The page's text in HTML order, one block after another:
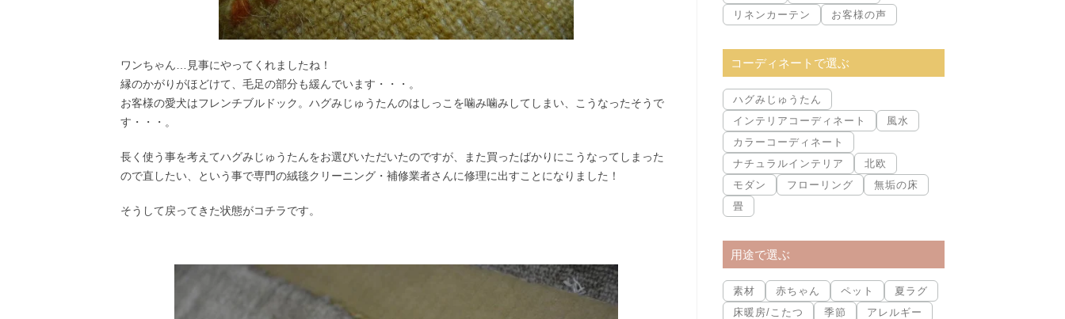
ワンちゃん…見事にやってくれましたね！
縁のかがりがほどけて、毛足の部分も緩んでいます・・・。
お客様の愛犬はフレンチブルドック。ハグみじゅうたんのはしっこを噛み噛みしてしまい、こうなったそうで
す・・・。
長く使う事を考えてハグみじゅうたんをお選びいただいたのですが、また買ったばかりにこうなってしまった
ので直したい、という事で専門の絨毯クリーニング・補修業者さんに修理に出すことになりました！
そうして戻ってきた状態がコチラです。
リネンカーテン
お客様の声
コーディネートで選ぶ
ハグみじゅうたん
インテリアコーディネート
風水
カラーコーディネート
ナチュラルインテリア
北欧
モダン
フローリング
無垢の床
畳
用途で選ぶ
素材 赤ちゃん ペット
夏ラグ
床暖房/こたつ
季節
アレルギー